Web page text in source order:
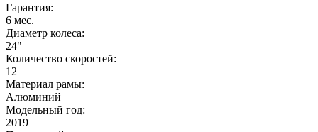
Гарантия:
6 мес.
Диаметр колеса:
24"
Количество скоростей:
12
Материал рамы:
Алюминий
Модельный год:
2019